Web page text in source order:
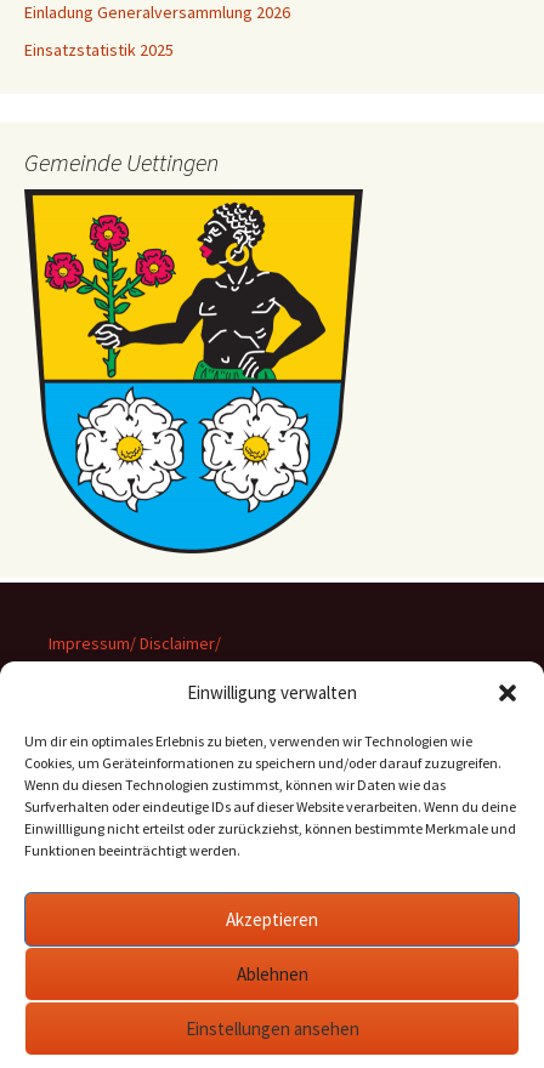
Einwilligung verwalten
Um dir ein optimales Erlebnis zu bieten, verwenden wir Technologien wie
Cookies, um Geräteinformationen zu speichern und/oder darauf zuzugreifen.
Wenn du diesen Technologien zustimmst, können wir Daten wie das
Surfverhalten oder eindeutige IDs auf dieser Website verarbeiten. Wenn du deine
Einwillligung nicht erteilst oder zurückziehst, können bestimmte Merkmale und
Funktionen beeinträchtigt werden.
Akzeptieren
Ablehnen
Einstellungen ansehen
Einladung Generalversammlung 2026
Einsatzstatistik 2025
Gemeinde Uettingen
Impressum/ Disclaimer/
Datenschutz
Suchen
nach: